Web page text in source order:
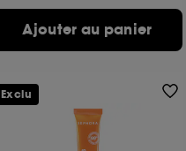
Ajouter au panier
Exclu